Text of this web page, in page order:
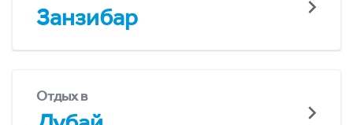
Занзибар
Отдых в